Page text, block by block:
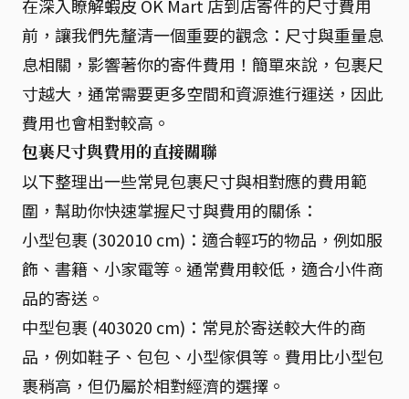
在深入瞭解蝦皮 OK Mart 店到店寄件的尺寸費用
前，讓我們先釐清一個重要的觀念：尺寸與重量息
息相關，影響著你的寄件費用！簡單來說，包裹尺
寸越大，通常需要更多空間和資源進行運送，因此
費用也會相對較高。
包裹尺寸與費用的直接關聯
以下整理出一些常見包裹尺寸與相對應的費用範
圍，幫助你快速掌握尺寸與費用的關係：
小型包裹 (302010 cm)：適合輕巧的物品，例如服
飾、書籍、小家電等。通常費用較低，適合小件商
品的寄送。
中型包裹 (403020 cm)：常見於寄送較大件的商
品，例如鞋子、包包、小型傢俱等。費用比小型包
裹稍高，但仍屬於相對經濟的選擇。